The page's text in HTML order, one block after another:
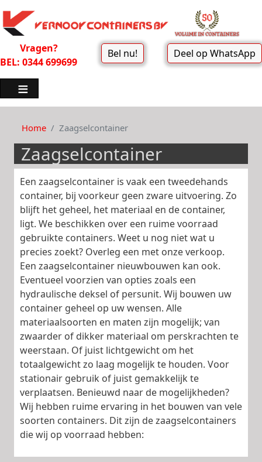
Vragen?
BEL: 0344 699699
Bel nu! Deel op WhatsApp
Home Zaagselcontainer
Zaagselcontainer
Een zaagselcontainer is vaak een tweedehands
container, bij voorkeur geen zware uitvoering. Zo
blijft het geheel, het materiaal en de container,
ligt. We beschikken over een ruime voorraad
gebruikte containers. Weet u nog niet wat u
precies zoekt? Overleg een met onze verkoop.
Een zaagselcontainer nieuwbouwen kan ook.
Eventueel voorzien van opties zoals een
hydraulische deksel of persunit. Wij bouwen uw
container geheel op uw wensen. Alle
materiaalsoorten en maten zijn mogelijk; van
zwaarder of dikker materiaal om perskrachten te
weerstaan. Of juist lichtgewicht om het
totaalgewicht zo laag mogelijk te houden. Voor
stationair gebruik of juist gemakkelijk te
verplaatsen. Benieuwd naar de mogelijkheden?
Wij hebben ruime ervaring in het bouwen van vele
soorten containers. Dit zijn de zaagselcontainers
die wij op voorraad hebben: